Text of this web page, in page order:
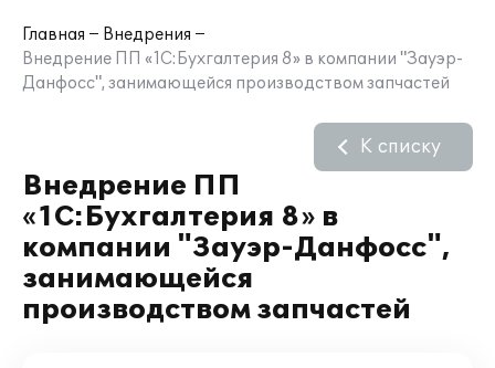
Главная
Внедрения
Внедрение ПП «1С:Бухгалтерия 8» в компании "Зауэр-
Данфосс", занимающейся производством запчастей
Внедрение ПП
«1С:Бухгалтерия 8» в
компании "Зауэр-Данфосс",
занимающейся
производством запчастей
К списку